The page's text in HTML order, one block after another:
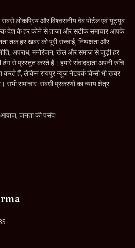
सबसे लोकप्रिय और विश्वसनीय वेब पोर्टल एवं यूट्यूब
देश के हर कोने से ताजा और सटीक समाचार आपके
तक हर खबर को पूरी सच्चाई, निष्पक्षता और
अपराध, मनोरंजन, खेल और समाज से जुड़ी हर
ढंग से प्रस्तुत करते हैं। हमारे संवाददाता अपनी रुचि
करते हैं, लेकिन रायपुर न्यूज नेटवर्क किसी भी खबर
सभी समाचार-संबंधी प्रकरणों का न्याय क्षेत्र
आवाज, जनता की पसंद!